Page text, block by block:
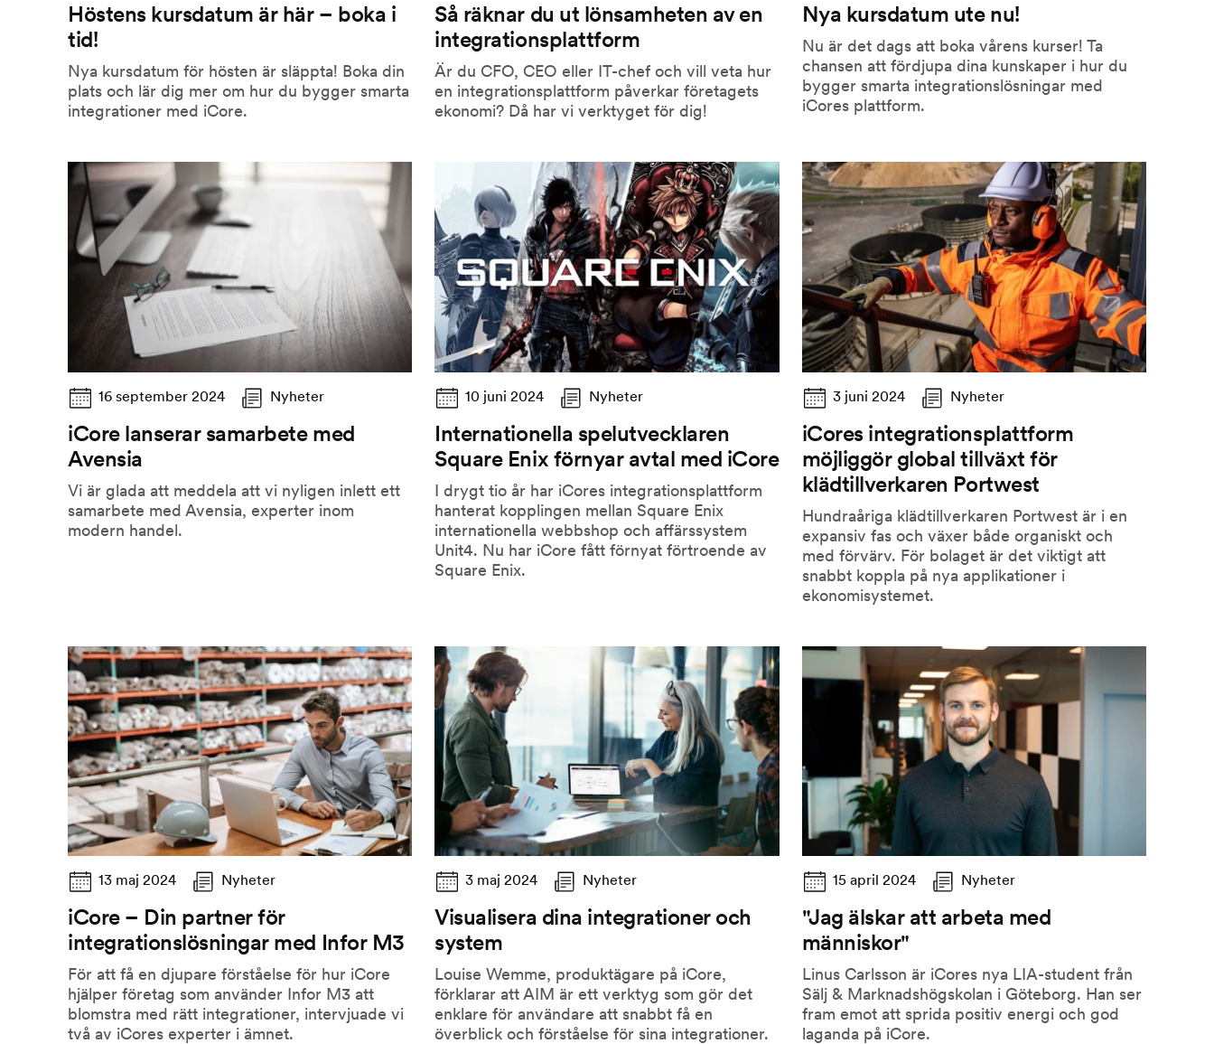
Höstens kursdatum är här – boka i
tid!
Nya kursdatum för hösten är släppta! Boka din
plats och lär dig mer om hur du bygger smarta
integrationer med iCore.
Så räknar du ut lönsamheten av en
integrationsplattform
Är du CFO, CEO eller IT-chef och vill veta hur
en integrationsplattform påverkar företagets
ekonomi? Då har vi verktyget för dig!
Nya kursdatum ute nu!
Nu är det dags att boka vårens kurser! Ta
chansen att fördjupa dina kunskaper i hur du
bygger smarta integrationslösningar med
iCores plattform.
16 september 2024 Nyheter
iCore lanserar samarbete med
Avensia
Vi är glada att meddela att vi nyligen inlett ett
samarbete med Avensia, experter inom
modern handel.
10 juni 2024 Nyheter
Internationella spelutvecklaren
Square Enix förnyar avtal med iCore
I drygt tio år har iCores integrationsplattform
hanterat kopplingen mellan Square Enix
internationella webbshop och affärssystem
Unit4. Nu har iCore fått förnyat förtroende av
Square Enix.
3 juni 2024 Nyheter
iCores integrationsplattform
möjliggör global tillväxt för
klädtillverkaren Portwest
Hundraåriga klädtillverkaren Portwest är i en
expansiv fas och växer både organiskt och
med förvärv. För bolaget är det viktigt att
snabbt koppla på nya applikationer i
ekonomisystemet.
13 maj 2024 Nyheter
iCore – Din partner för
integrationslösningar med Infor M3
För att få en djupare förståelse för hur iCore
hjälper företag som använder Infor M3 att
blomstra med rätt integrationer, intervjuade vi
två av iCores experter i ämnet.
3 maj 2024 Nyheter
Visualisera dina integrationer och
system
Louise Wemme, produktägare på iCore,
förklarar att AIM är ett verktyg som gör det
enklare för användare att snabbt få en
överblick och förståelse för sina integrationer.
15 april 2024 Nyheter
"Jag älskar att arbeta med
människor"
Linus Carlsson är iCores nya LIA-student från
Sälj & Marknadshögskolan i Göteborg. Han ser
fram emot att sprida positiv energi och god
laganda på iCore.